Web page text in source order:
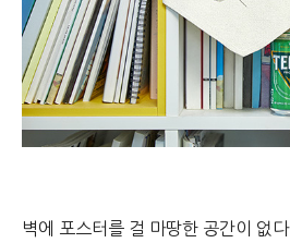
벽에 포스터를 걸 마땅한 공간이 없